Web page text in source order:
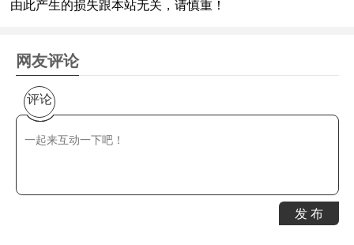
由此产生的损失跟本站无关，请慎重！
网友评论
评论
发 布